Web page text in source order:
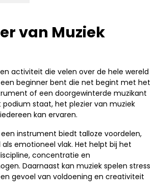
van Muziek
activiteit die velen over de hele wereld
beginner bent die net begint met het
of een doorgewinterde muzikant
podium staat, het plezier van muziek
kan ervaren.
instrument biedt talloze voordelen,
emotioneel vlak. Het helpt bij het
concentratie en
Daarnaast kan muziek spelen stress
gevoel van voldoening en creativiteit